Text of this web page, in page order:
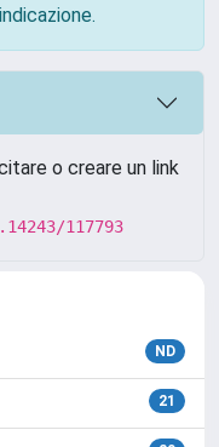
o creare un link
117793
ND
21